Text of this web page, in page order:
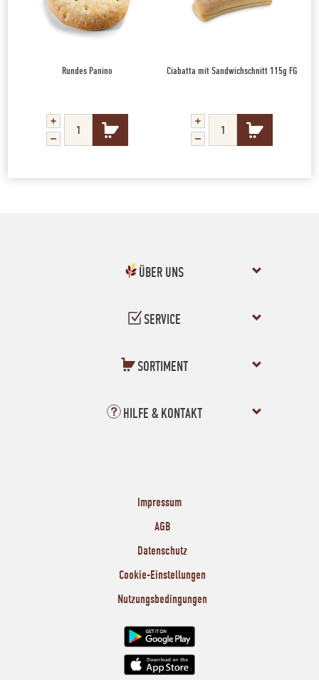
Rundes Panino Ciabatta mit Sandwichschnitt 115g FG
ÜBER UNS
SERVICE
SORTIMENT
HILFE & KONTAKT
Impressum
AGB
Datenschutz
Cookie-Einstellungen
Nutzungsbedingungen